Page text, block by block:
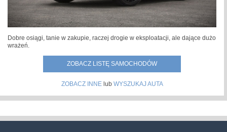
Dobre osiągi, tanie w zakupie, raczej drogie w eksploatacji, ale dające dużo
wrażeń.
ZOBACZ LISTĘ SAMOCHODÓW
ZOBACZ INNElub WYSZUKAJ AUTA